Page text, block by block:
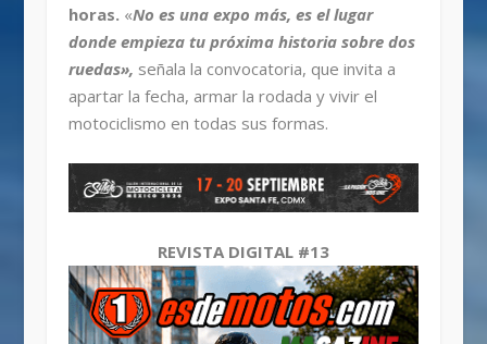
horas. «No es una expo más, es el lugar
donde empieza tu próxima historia sobre dos
ruedas», señala la convocatoria, que invita a
apartar la fecha, armar la rodada y vivir el
motociclismo en todas sus formas.
REVISTA DIGITAL #13